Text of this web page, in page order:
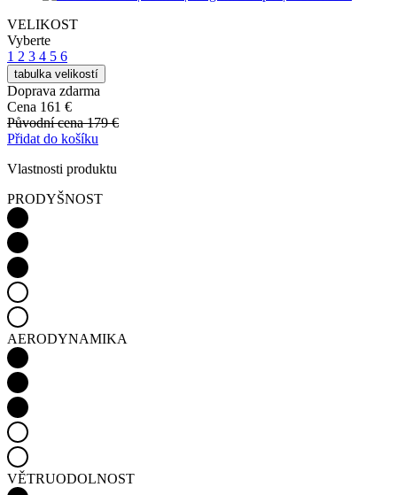
VELIKOST
Vyberte
1 2 3 4 5 6
tabulka velikostí
Doprava zdarma
Cena 161 €
Původní cena179 €
Přidat do košíku
Vlastnosti produktu
PRODYŠNOST
AERODYNAMIKA
VĚTRUODOLNOST